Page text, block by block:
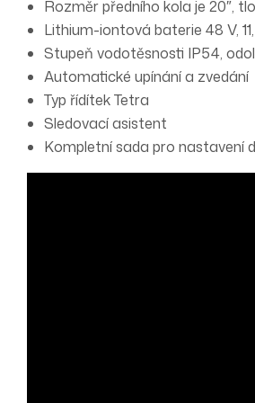
Rozměr předního kola je 20″,
Lithium-iontová baterie 48 V,
Stupeň vodotěsnosti IP54,
Automatické upínání a zvedání
Typ řídítek Tetra
Sledovací asistent
Kompletní sada pro nastavení